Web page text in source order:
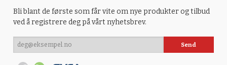
Bli blant de første som får vite om nye produkter og tilbud
ved å registrere deg på vårt nyhetsbrev.